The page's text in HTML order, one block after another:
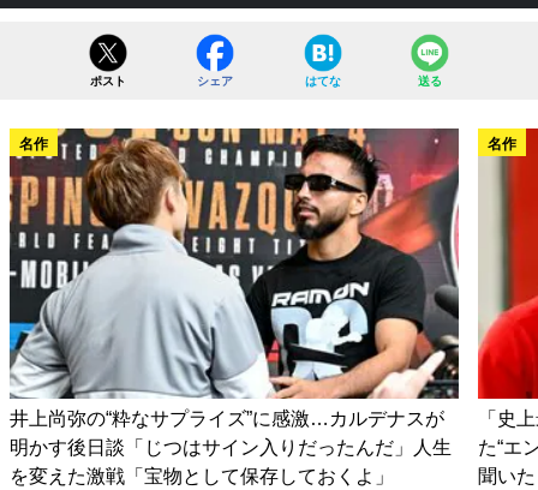
ポスト シェア はてな 送る
名作
井上尚弥の“粋なサプライズ”に感激…カルデナスが
明かす後日談「じつはサイン入りだったんだ」人生
を変えた激戦「宝物として保存しておくよ」
名作
「史
た“エ
聞い